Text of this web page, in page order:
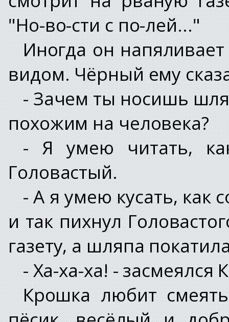
"Но-во-сти с по-лей..."
Иногда он
видом. Чёрный ему
- Зачем ты носишь
похожим на человека?
- Я умею читать,
Головастый.
- А я умею кусать, как
и так пихнул
газету, а шляпа
- Ха-ха-ха! - засмеялся
Крошка любит